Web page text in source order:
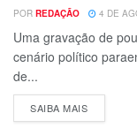
POR REDAÇÃO 4 DE
Uma gravação de
cenário político
de...
SAIBA MAIS